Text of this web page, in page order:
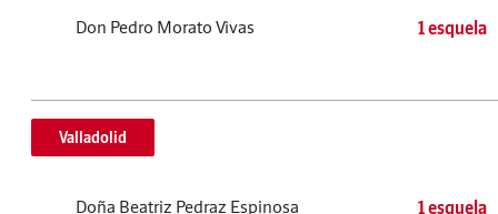
Don Pedro Morato Vivas 1 esquela
Valladolid
Doña Beatriz Pedraz Espinosa 1 esquela